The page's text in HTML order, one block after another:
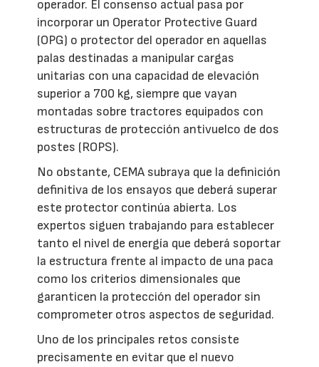
operador. El consenso actual pasa por
incorporar un Operator Protective Guard
(OPG) o protector del operador en aquellas
palas destinadas a manipular cargas
unitarias con una capacidad de elevación
superior a 700 kg, siempre que vayan
montadas sobre tractores equipados con
estructuras de protección antivuelco de dos
postes (ROPS).
No obstante, CEMA subraya que la definición
definitiva de los ensayos que deberá superar
este protector continúa abierta. Los
expertos siguen trabajando para establecer
tanto el nivel de energía que deberá soportar
la estructura frente al impacto de una paca
como los criterios dimensionales que
garanticen la protección del operador sin
comprometer otros aspectos de seguridad.
Uno de los principales retos consiste
precisamente en evitar que el nuevo